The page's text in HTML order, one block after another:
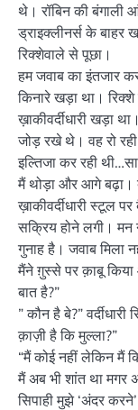
थे। रॉबिन की बंगाली
ड्राइक्लीनर्स के बाहर
रिक्शेवाले से पूछा।
हम जवाब का इंतजार
किनारे खड़ा था।
ख़ाकीवर्दीधारी खड़ा
जोड़ रखे थे। वह रो
इल्तिजा कर रही
मैं थोड़ा और आगे बढ़ा।
ख़ाकीवर्दीधारी स्टूल
सक्रिय होने लगी।
गुनाह है। जवाब मिला
मैंने ग़ुस्से पर क़ाबू किया
बात है?”
” कौन है बे?”
क़ाज़ी है कि मुल्ला?”
“मैं कोई नहीं लेकिन मैं
मैं अब भी शांत था मगर
सिपाही मुझे ‘अंदर